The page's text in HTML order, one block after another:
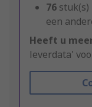
76
een
Heeft u
leverdata'